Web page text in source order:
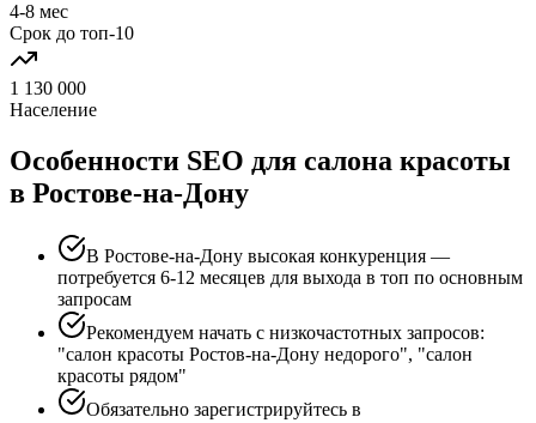
4-8 мес
Срок до топ-10
1 130 000
Население
Особенности SEO для салона красоты
в Ростове-на-Дону
В Ростове-на-Дону высокая конкуренция —
потребуется 6-12 месяцев для выхода в топ по основным
запросам
Рекомендуем начать с низкочастотных запросов:
"салон красоты Ростов-на-Дону недорого", "салон
красоты рядом"
Обязательно зарегистрируйтесь в